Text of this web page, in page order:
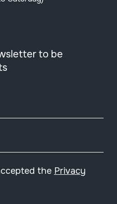
to be
the Privacy